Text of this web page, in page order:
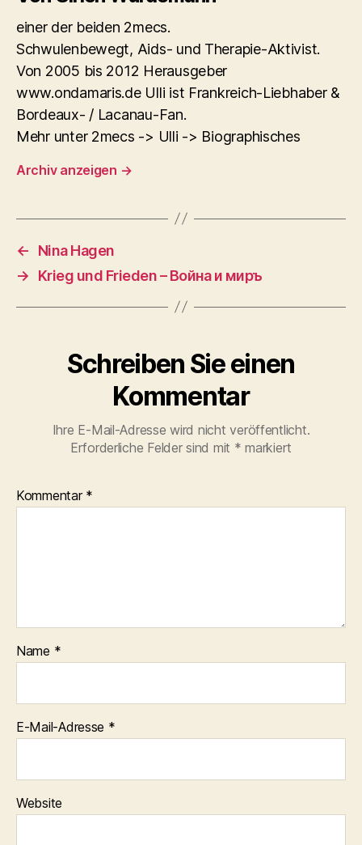
einer der beiden 2mecs.
Schwulenbewegt, Aids- und Therapie-Aktivist.
Von 2005 bis 2012 Herausgeber
www.ondamaris.de Ulli ist Frankreich-Liebhaber &
Bordeaux- / Lacanau-Fan.
Mehr unter 2mecs -> Ulli -> Biographisches
Archiv anzeigen →
←
Nina Hagen
→
Krieg und Frieden – Война и миръ
Schreiben Sie einen
Kommentar
Ihre E-Mail-Adresse wird nicht veröffentlicht.
Erforderliche Felder sind mit * markiert
Kommentar *
Name *
E-Mail-Adresse *
Website